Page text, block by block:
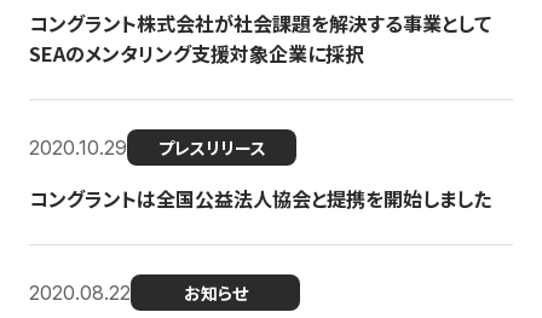
コングラント株式会社が社会課題を解決する事業として
SEAのメンタリング支援対象企業に採択
2020.10.29 プレスリリース
コングラントは全国公益法人協会と提携を開始しました
2020.08.22 お知らせ